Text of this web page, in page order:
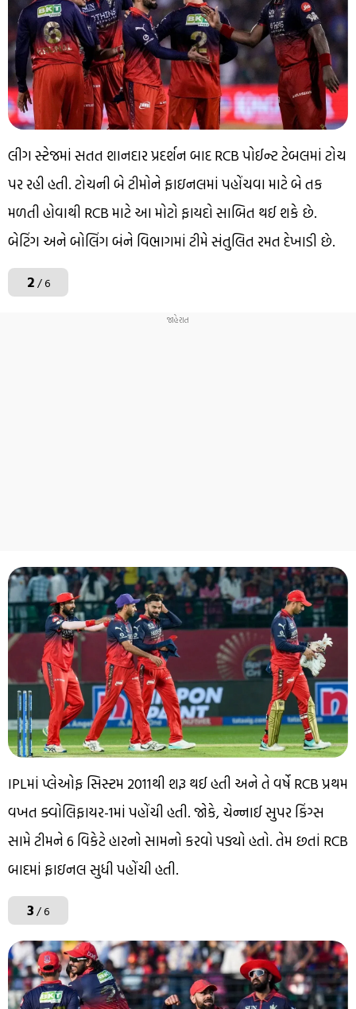
લીગ સ્ટેજમાં સતત શાનદાર પ્રદર્શન બાદ RCB પોઈન્ટ ટેબલમાં ટોચ
પર રહી હતી. ટોચની બે ટીમોને ફાઇનલમાં પહોંચવા માટે બે તક
મળતી હોવાથી RCB માટે આ મોટો ફાયદો સાબિત થઈ શકે છે.
બેટિંગ અને બોલિંગ બંને વિભાગમાં ટીમે સંતુલિત રમત દેખાડી છે.
2/ 6
IPLમાં પ્લેઓફ સિસ્ટમ 2011થી શરૂ થઈ હતી અને તે વર્ષે RCB પ્રથમ
વખત ક્વોલિફાયર-1માં પહોંચી હતી. જોકે, ચેન્નાઈ સુપર કિંગ્સ
સામે ટીમને 6 વિકેટે હારનો સામનો કરવો પડ્યો હતો. તેમ છતાં RCB
બાદમાં ફાઇનલ સુધી પહોંચી હતી.
3/ 6